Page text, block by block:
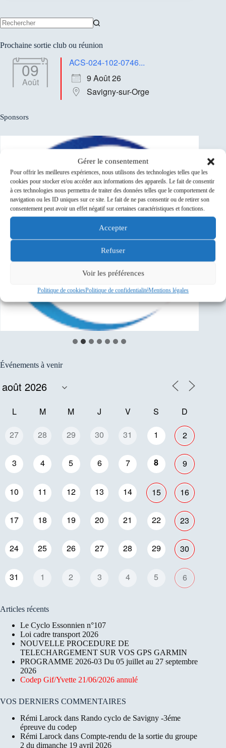
Gérer le consentement
Pour offrir les meilleures expériences, nous utilisons des technologies telles que les
cookies pour stocker et/ou accéder aux informations des appareils. Le fait de consentir
à ces technologies nous permettra de traiter des données telles que le comportement de
navigation ou les ID uniques sur ce site. Le fait de ne pas consentir ou de retirer son
consentement peut avoir un effet négatif sur certaines caractéristiques et fonctions.
Accepter
Refuser
Voir les préférences
Politique de cookiesPolitique de confidentialitéMentions légales
résultat
Prochaine sortie club ou réunion
09
Août
ACS-024-102-0746...
9 Août 26
Savigny-sur-Orge
Sponsors
Événements à venir
L M M J V S D
27 28 29 30 31 1 2
3 4 5 6 7 8 9
10 11 12 13 14 15 16
17 18 19 20 21 22 23
24 25 26 27 28 29 30
31 1 2 3 4 5 6
Articles récents
Le Cyclo Essonnien n°107
Loi cadre transport 2026
NOUVELLE PROCEDURE DE
TELECHARGEMENT SUR VOS GPS GARMIN
PROGRAMME 2026-03 Du 05 juillet au 27 septembre
2026
Codep Gif/Yvette 21/06/2026 annulé
VOS DERNIERS COMMENTAIRES
Rémi Larock dans Rando cyclo de Savigny -3éme
épreuve du codep
Rémi Larock dans Compte-rendu de la sortie du groupe
2 du dimanche 19 avril 2026